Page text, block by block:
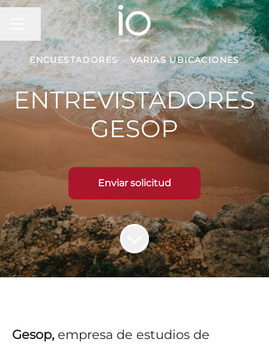
MENÚ DE EMPLEO
Compartir página
ENCUESTADORES · VARIAS UBICACIONES
ENTREVISTADORES
GESOP
Enviar solicitud
Gesop, empresa de estudios de